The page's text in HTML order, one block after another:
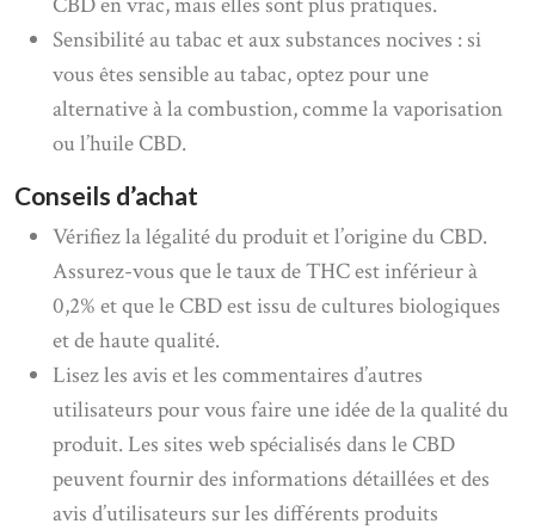
Sensibilité au tabac et aux substances nocives : si
vous êtes sensible au tabac, optez pour une
alternative à la combustion, comme la vaporisation
ou l’huile CBD.
Conseils d’achat
Vérifiez la légalité du produit et l’origine du CBD.
Assurez-vous que le taux de THC est inférieur à
0,2% et que le CBD est issu de cultures biologiques
et de haute qualité.
Lisez les avis et les commentaires d’autres
utilisateurs pour vous faire une idée de la qualité du
produit. Les sites web spécialisés dans le CBD
peuvent fournir des informations détaillées et des
avis d’utilisateurs sur les différents produits